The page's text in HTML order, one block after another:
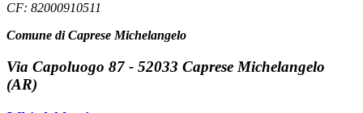
CF: 82000910511
Comune di Caprese Michelangelo
Via Capoluogo 87 - 52033 Caprese Michelangelo
(AR)